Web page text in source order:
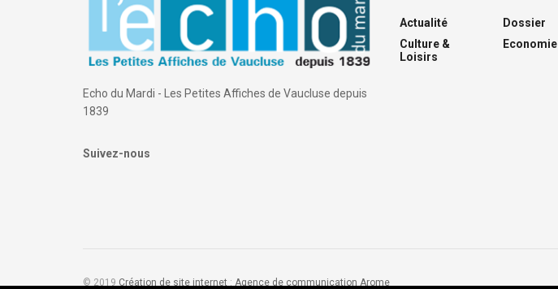
Echo du Mardi - Les Petites Affiches de Vaucluse depuis
1839
Suivez-nous
Actualité
Culture &
Loisirs
Dossier
Economie
© 2019 Création de site internet : Agence de communication Arome